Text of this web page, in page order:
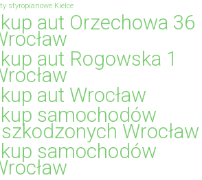
styropianowe Kielce
aut Orzechowa 36
aut Rogowska 1
aut Wrocław
samochodów
Wrocław
samochodów